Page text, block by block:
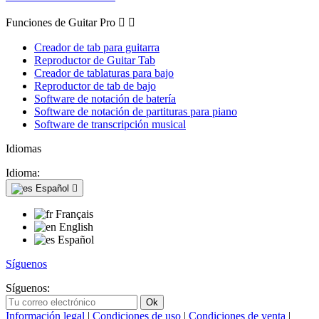
Funciones de Guitar Pro  
Creador de tab para guitarra
Reproductor de Guitar Tab
Creador de tablaturas para bajo
Reproductor de tab de bajo
Software de notación de batería
Software de notación de partituras para piano
Software de transcripción musical
Idiomas
Idioma:
Español 
Français
English
Español
Síguenos
Síguenos:
Información legal | Condiciones de uso | Condiciones de venta |